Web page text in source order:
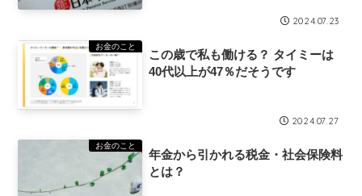
2024.07.23
お金のこと
この歳で私も働ける？ タイミーは
40代以上が47％だそうです
2024.07.27
お金のこと
年金から引かれる税金・社会保険料
とは？